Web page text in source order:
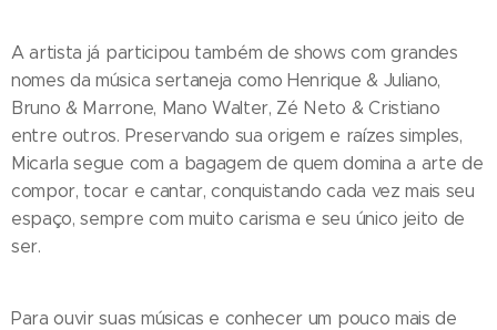
A artista já participou também de shows com grandes
nomes da música sertaneja como Henrique & Juliano,
Bruno & Marrone, Mano Walter, Zé Neto & Cristiano
entre outros. Preservando sua origem e raízes simples,
Micarla segue com a bagagem de quem domina a arte de
compor, tocar e cantar, conquistando cada vez mais seu
espaço, sempre com muito carisma e seu único jeito de
ser.
Para ouvir suas músicas e conhecer um pouco mais de